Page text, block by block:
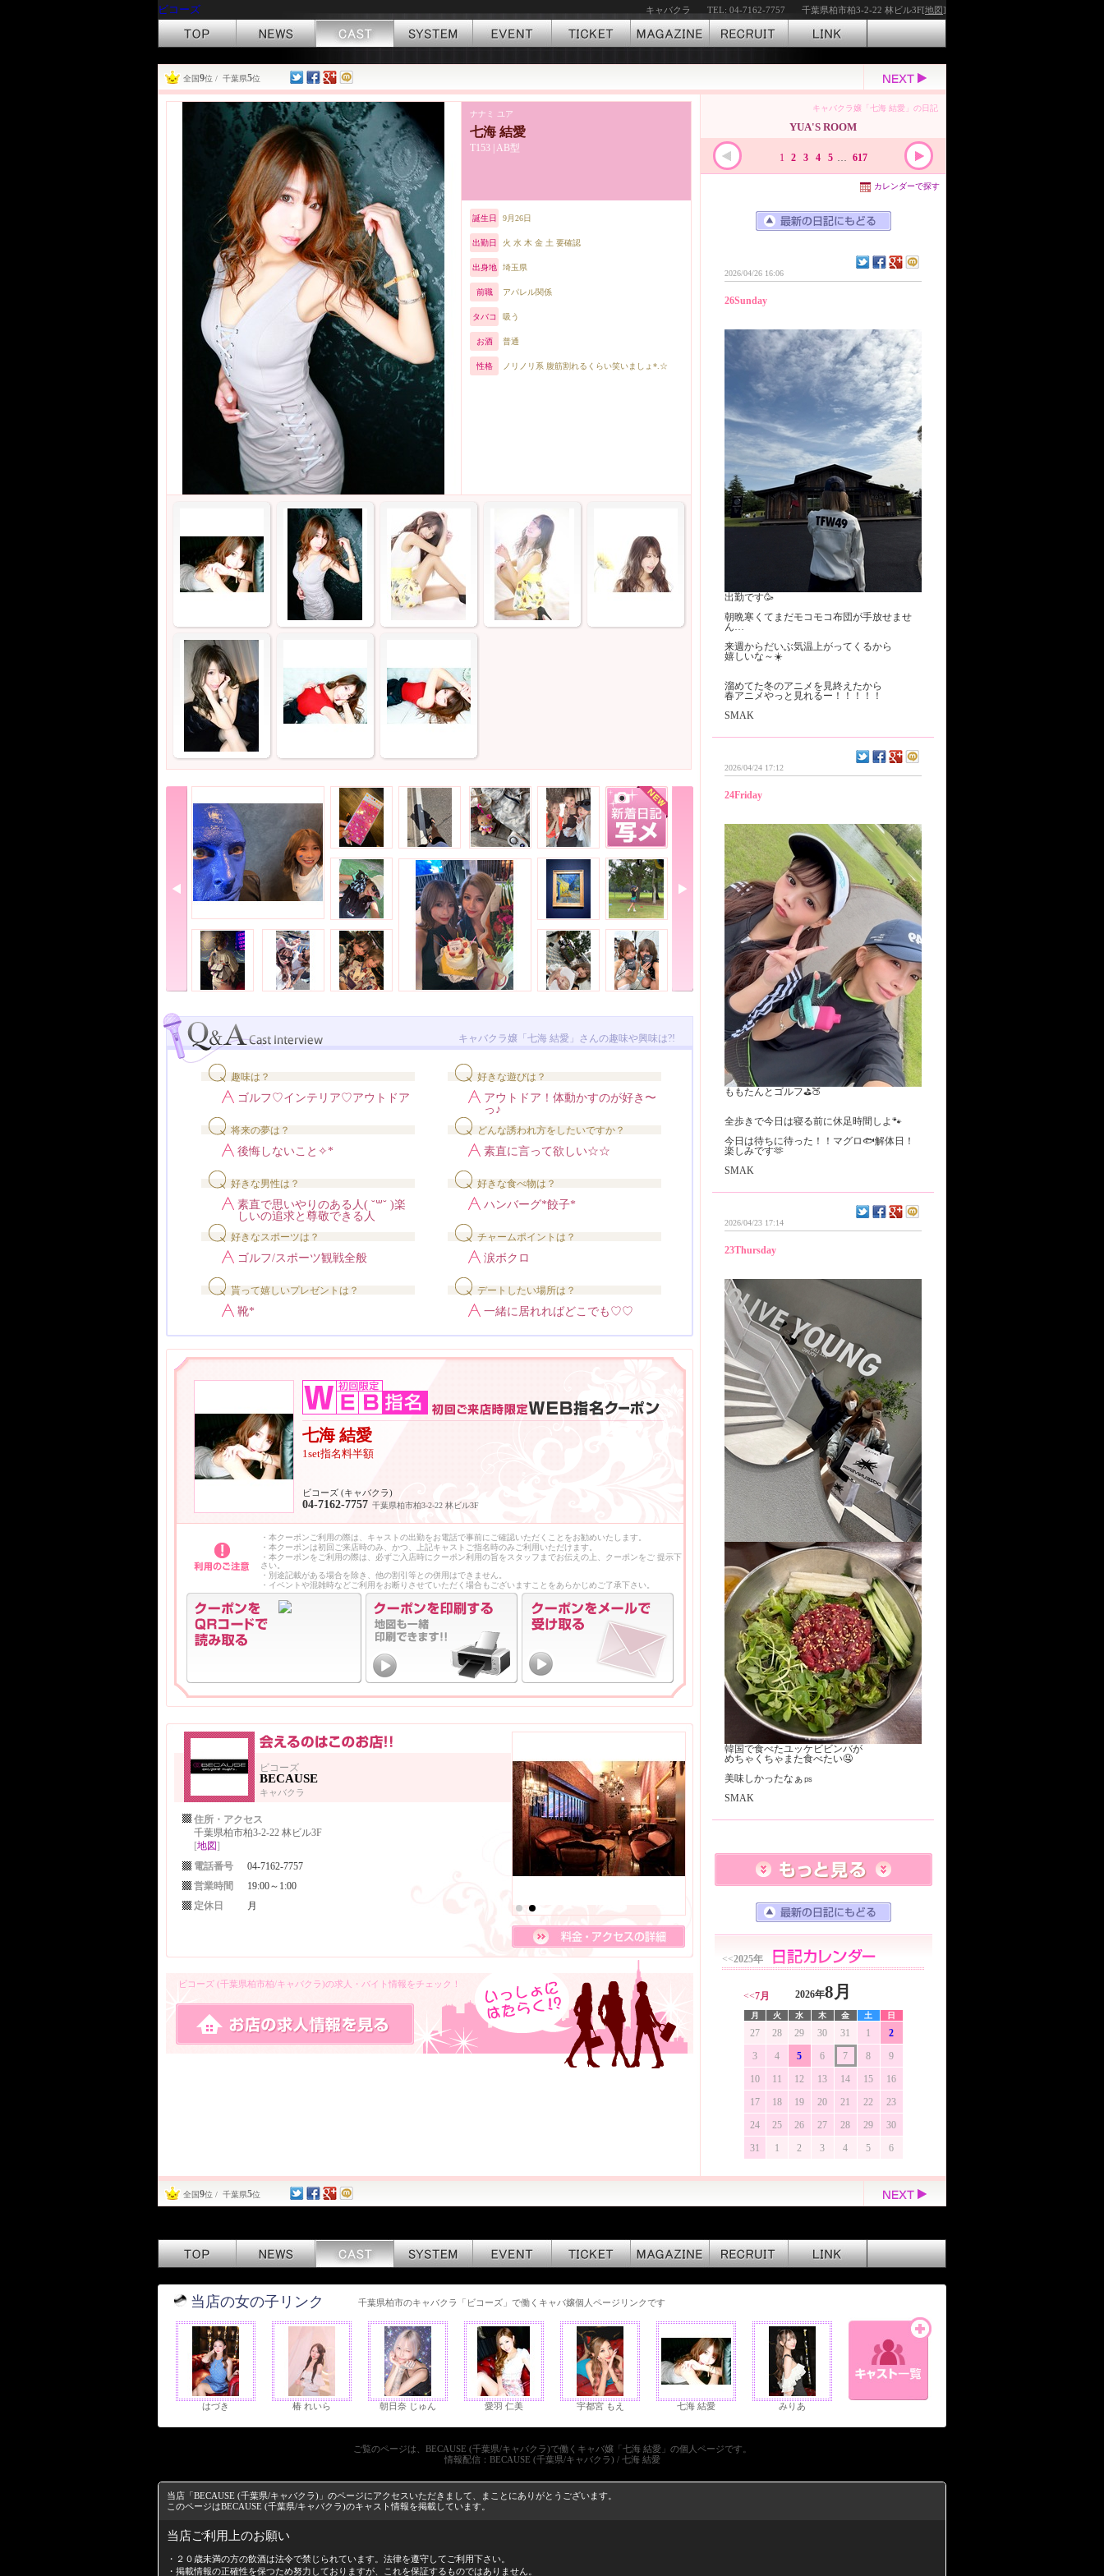
ビコーズ キャバクラ TEL: 04-7162-7757 千葉県柏市柏3-2-22 林ビル3F[地図]
全国9位 / 千葉県5位
七海 結愛
ナナミ ユア
T153 | AB型
誕生日 9月26日
出勤日 火 水 木 金 土 要確認
出身地 埼玉県
前職 アパレル関係
タバコ 吸う
お酒 普通
性格 ノリノリ系 腹筋割れるくらい笑いましょ*.☆
キャバクラ嬢「七海 結愛」さんの趣味や興味は?!
趣味は？
ゴルフ♡インテリア♡アウトドア
好きな遊びは？
アウトドア！体動かすのが好き〜
っ♪
将来の夢は？
後悔しないこと✧*
どんな誘われ方をしたいですか？
素直に言って欲しい☆☆
好きな男性は？
素直で思いやりのある人( ˘꒳​˘ )楽
しいの追求と尊敬できる人
好きな食べ物は？
ハンバーグ*餃子*
好きなスポーツは？
ゴルフ/スポーツ観戦全般
チャームポイントは？
涙ボクロ
貰って嬉しいプレゼントは？
靴*
デートしたい場所は？
一緒に居れればどこでも♡♡
七海 結愛
1set指名料半額
ビコーズ (キャバクラ)
04-7162-7757 千葉県柏市柏3-2-22 林ビル3F
・本クーポンご利用の際は、キャストの出勤をお電話で事前にご確認いただくことをお勧めいたします。
・本クーポンは初回ご来店時のみ、かつ、上記キャストご指名時のみご利用いただけます。
・本クーポンをご利用の際は、必ずご入店時にクーポン利用の旨をスタッフまでお伝えの上、クーポンをご 提示下
さい。
・別途記載がある場合を除き、他の割引等との併用はできません。
・イベントや混雑時などご利用をお断りさせていただく場合もございますことをあらかじめご了承下さい。
ビコーズ
BECAUSE
キャバクラ
住所・アクセス
千葉県柏市柏3-2-22 林ビル3F
[地図]
電話番号
04-7162-7757
営業時間
19:00～1:00
定休日
月
ビコーズ (千葉県柏市柏/キャバクラ)の求人・バイト情報をチェック！
YUA'S ROOM
キャバクラ嬢「七海 結愛」の日記
1 2 3 4 5 … 617
カレンダーで探す
2026/04/26 16:06
26Sunday
出勤です🥳
朝晩寒くてまだモコモコ布団が手放せませ
ん…
来週からだいぶ気温上がってくるから
嬉しいな～☀️
溜めてた冬のアニメを見終えたから
春アニメやっと見れるー！！！！！
SMAK
2026/04/24 17:12
24Friday
ももたんとゴルフ⛳️🍑
全歩きで今日は寝る前に休足時間しよ🐾
今日は待ちに待った！！マグロ🐟解体日！
楽しみです‪🫶
SMAK
2026/04/23 17:14
23Thursday
韓国で食べたユッケビビンバが
めちゃくちゃまた食べたい🤤
美味しかったなぁ‪㎰
SMAK
<<2025年
2026年8月
<<7月
月 火 水 木 金 土 日
27 28 29 30 31 1
2
3
4 5 6 7 8
9
10
11 12 13 14 15
16
17
18 19 20 21 22
23
24
25 26 27 28 29
30
31
1 2 3 4 5 6
全国9位 / 千葉県5位
当店の女の子リンク 千葉県柏市のキャバクラ「ビコーズ」で働くキャバ嬢個人ページリンクです
はづき 椿 れいら 朝日奈 じゅん 愛羽 仁美 宇都宮 もえ 七海 結愛 みりあ
ご覧のページは、BECAUSE (千葉県/キャバクラ)で働くキャバ嬢「七海 結愛」の個人ページです。
情報配信：BECAUSE (千葉県/キャバクラ) / 七海 結愛
当店「BECAUSE (千葉県/キャバクラ)」のページにアクセスいただきまして、まことにありがとうございます。
このページはBECAUSE (千葉県/キャバクラ)のキャスト情報を掲載しています。
当店ご利用上のお願い
・２０歳未満の方の飲酒は法令で禁じられています。法律を遵守してご利用下さい。
・掲載情報の正確性を保つため努力しておりますが、これを保証するものではありません。